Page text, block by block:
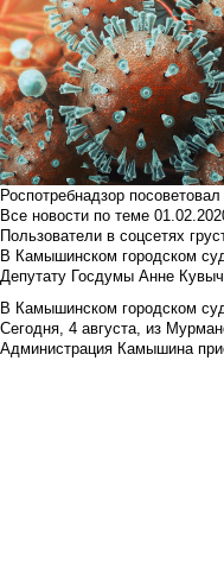
Роспотребнадзор
Все новости по теме
Пользователи в соцсетях
В Камышинском городском
Депутату Госдумы Анне
В Камышинском городском
Сегодня, 4 августа, из
Администрация Камышина